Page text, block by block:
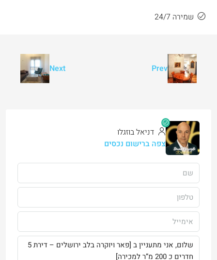
שמירה 24/7
Prev
Next
דניאל בוזגלו
צפה ברישום נכסים